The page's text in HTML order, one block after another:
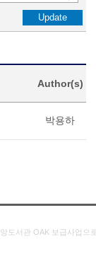
Author(s)
박용하
도서관 OAK 보급사업